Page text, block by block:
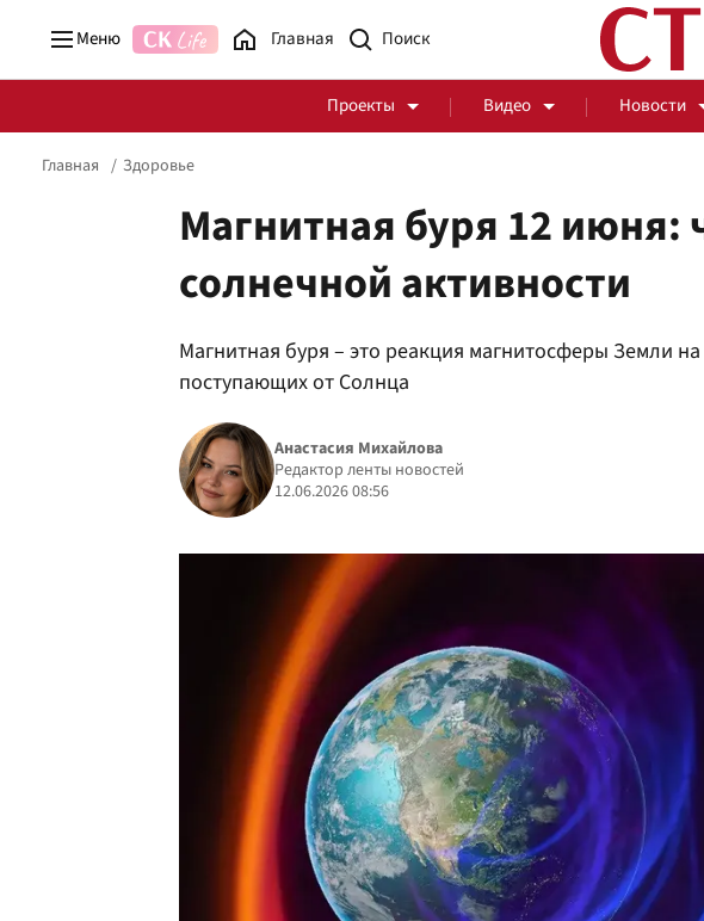
Меню Главная
Проекты Видео Новости
Стоп Политической Коррупции Честные закупки
Здоровье
Главная Здоровье
Магнитная буря 12 июня:
солнечной активности
Магнитная буря – это реакция магнитосферы Земли
поступающих от Солнца
Анастасия Михайлова
Редактор ленты новостей
12.06.2026 08:56